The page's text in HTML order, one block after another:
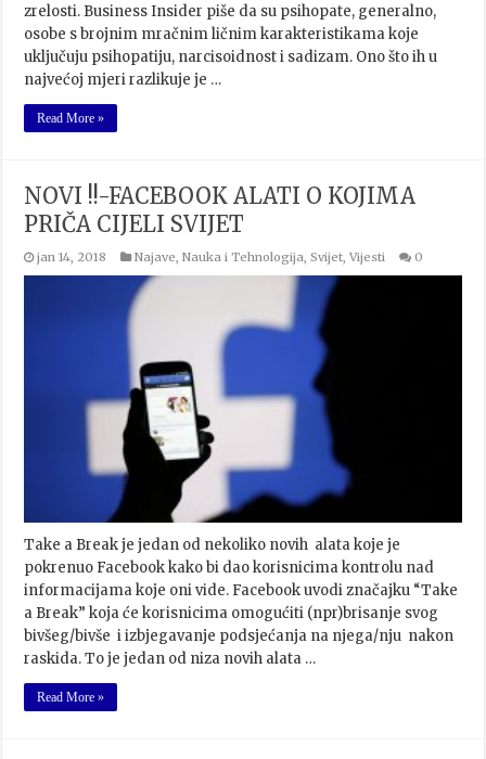
zrelosti. Business Insider piše da su psihopate, generalno,
osobe s brojnim mračnim ličnim karakteristikama koje
uključuju psihopatiju, narcisoidnost i sadizam. Ono što ih u
najvećoj mjeri razlikuje je …
Read More »
NOVI !!-FACEBOOK ALATI O KOJIMA
PRIČA CIJELI SVIJET
jan 14, 2018 Najave,Nauka i Tehnologija,Svijet,Vijesti 0
Take a Break je jedan od nekoliko novih alata koje je
pokrenuo Facebook kako bi dao korisnicima kontrolu nad
informacijama koje oni vide. Facebook uvodi značajku “Take
a Break” koja će korisnicima omogućiti (npr)brisanje svog
bivšeg/bivše i izbjegavanje podsjećanja na njega/nju nakon
raskida. To je jedan od niza novih alata …
Read More »